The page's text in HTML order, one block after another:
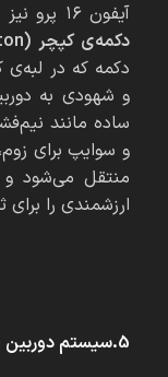
آیفون ۱۶ پرو نیز به نوآوری سخت‌افزاری جدید اپل، یعنی
دکمه‌ی کپچر (Capture Button)
دکمه که در لبه‌ی
و شهودی به
ساده مانند
و سوایپ برای
منتقل می‌شود
ارزشمندی را
5.سیستم دوربین Pro: بدون هیچ‌گونه مصالحه